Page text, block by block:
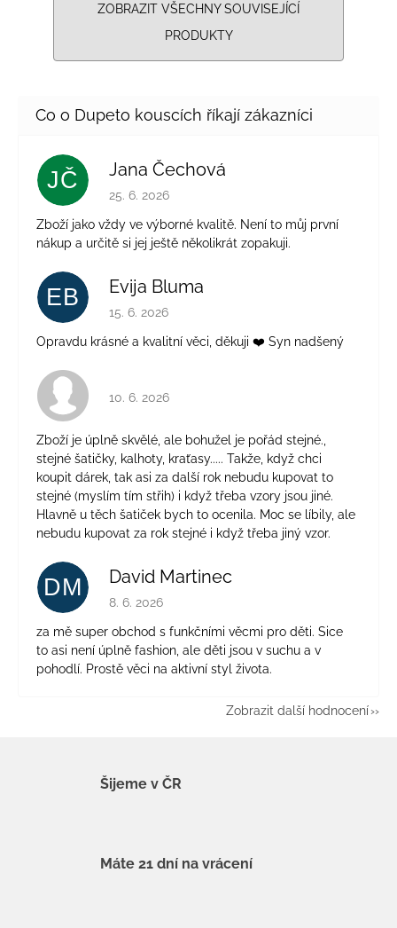
ZOBRAZIT VŠECHNY SOUVISEJÍCÍ
PRODUKTY
JČ Jana Čechová
Hodnocení obchodu je 5 z 5 hvězdiček.
25. 6. 2026
Zboží jako vždy ve výborné kvalitě. Není to můj první
nákup a určitě si jej ještě několikrát zopakuji.
EB Evija Bluma
Hodnocení obchodu je 5 z 5 hvězdiček.
15. 6. 2026
Opravdu krásné a kvalitní věci, děkuji ❤️ Syn nadšený
Hodnocení obchodu je 4 z 5 hvězdiček.
10. 6. 2026
Zboží je úplně skvělé, ale bohužel je pořád stejné.,
stejné šatičky, kalhoty, kraťasy..... Takže, když chci
koupit dárek, tak asi za další rok nebudu kupovat to
stejné (myslím tím střih) i když třeba vzory jsou jiné.
Hlavně u těch šatiček bych to ocenila. Moc se líbily, ale
nebudu kupovat za rok stejné i když třeba jiný vzor.
DM David Martinec
Hodnocení obchodu je 5 z 5 hvězdiček.
8. 6. 2026
za mě super obchod s funkčními věcmi pro děti. Sice
to asi není úplně fashion, ale děti jsou v suchu a v
pohodlí. Prostě věci na aktivní styl života.
Zobrazit další hodnocení
Šijeme v ČR
Máte 21 dní na vrácení